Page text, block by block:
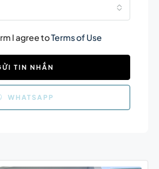
I agree toTerms of Use
TIN NHẮN
WHATSAPP